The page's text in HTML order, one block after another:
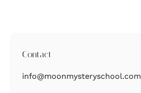
Contact
info@moonmysteryschool.com